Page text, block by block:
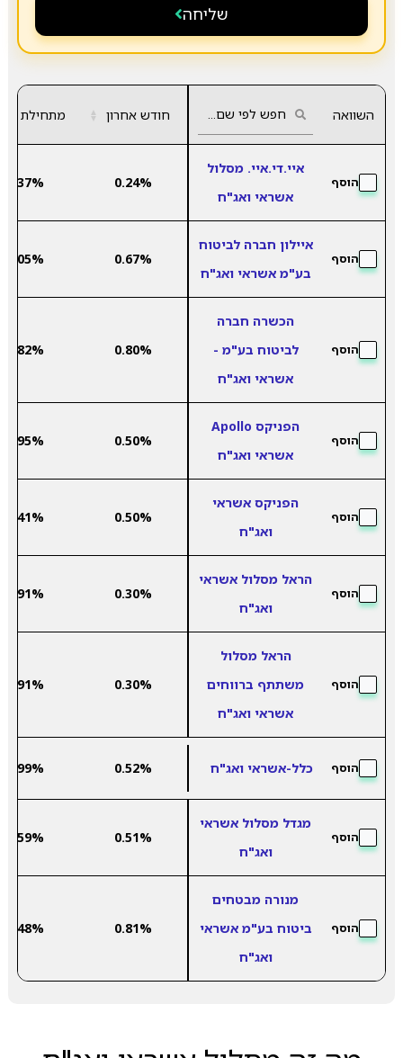
שליחה
השוואה חודש אחרון ▲
▼ מתחילת
הוסף
איי.די.איי. מסלול
אשראי ואג"ח
0.24%
2.37%
הוסף
איילון חברה לביטוח
בע"מ אשראי ואג"ח
0.67%
3.05%
הוסף
הכשרה חברה
לביטוח בע"מ -
אשראי ואג"ח
0.80%
2.82%
הוסף
הפניקס Apollo
אשראי ואג"ח
0.50%
1.95%
הוסף
הפניקס אשראי
ואג"ח
0.50%
2.41%
הוסף
הראל מסלול אשראי
ואג"ח
0.30%
2.91%
הוסף
הראל מסלול
משתתף ברווחים
אשראי ואג"ח
0.30%
2.91%
הוסף כלל-אשראי ואג"ח 0.52%
2.99%
הוסף
מגדל מסלול אשראי
ואג"ח
0.51%
2.59%
הוסף
מנורה מבטחים
ביטוח בע"מ אשראי
ואג"ח
0.81%
2.48%